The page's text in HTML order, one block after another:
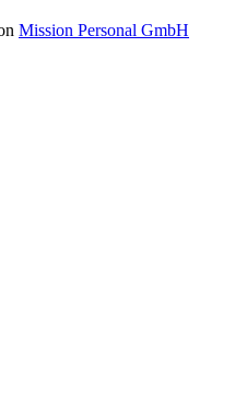
Mission Personal GmbH